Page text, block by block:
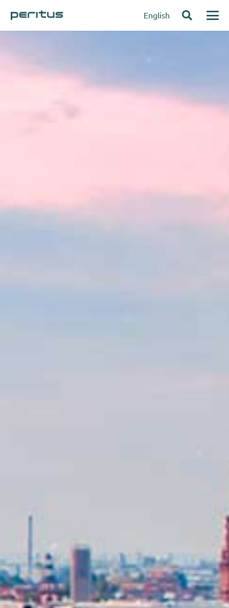
English